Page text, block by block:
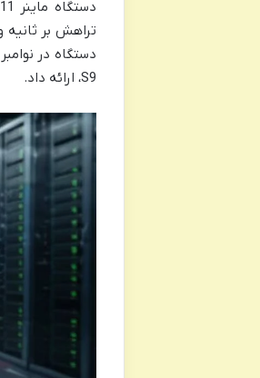
S9، ارائه داد.